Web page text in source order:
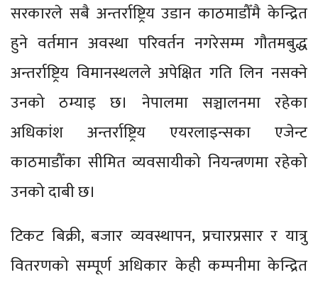
सरकारले सबै अन्तर्राष्ट्रिय उडान काठमाडौँमै केन्द्रित
हुने वर्तमान अवस्था परिवर्तन नगरेसम्म गौतमबुद्ध
अन्तर्राष्ट्रिय विमानस्थलले अपेक्षित गति लिन नसक्ने
उनको ठम्याइ छ। नेपालमा सञ्चालनमा रहेका
अधिकांश अन्तर्राष्ट्रिय एयरलाइन्सका एजेन्ट
काठमाडौँका सीमित व्यवसायीको नियन्त्रणमा रहेको
उनको दाबी छ।
टिकट बिक्री, बजार व्यवस्थापन, प्रचारप्रसार र यात्रु
वितरणको सम्पूर्ण अधिकार केही कम्पनीमा केन्द्रित